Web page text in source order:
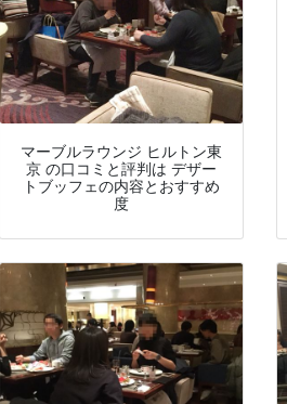
マーブルラウンジ ヒルトン東
京 の口コミと評判は デザー
トブッフェの内容とおすすめ
度